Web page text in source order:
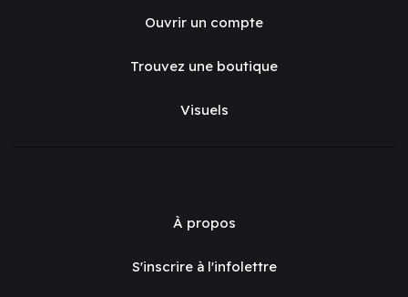
Ouvrir un compte
Trouvez une boutique
Visuels
À propos
S'inscrire à l'infolettre